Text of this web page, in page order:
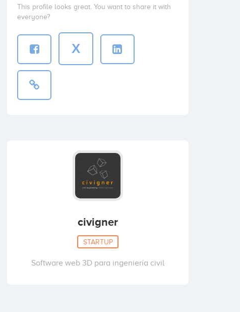
This profile looks great. You want to share it with
everyone?
X
civigner
STARTUP
Software web 3D para ingeniería civil